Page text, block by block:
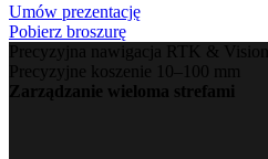
Umów prezentację
Pobierz broszurę
Precyzyjna nawigacja RTK & Vision
Precyzyjne koszenie 10–100 mm
Zarządzanie wieloma strefami